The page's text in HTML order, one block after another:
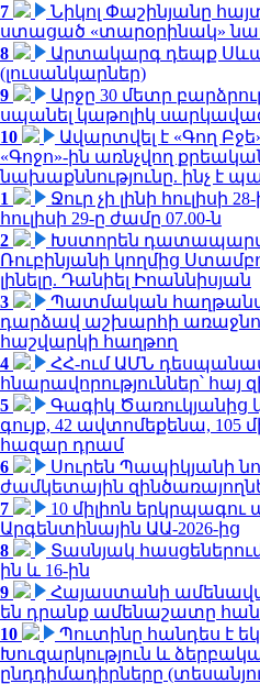
7
Նիկոլ Փաշինյանը
ստացած «տարօրինակ»
8
Արտակարգ դեպք
(լուսանկարներ)
9
Արջը 30 մետր
սպանել կաթոլիկ
10
Ավարտվել է «Գող
«Գոջո»-ին առնչվող
նախաքննությունը. ինչ է
1
Ջուր չի լինի հուլիսի
հուլիսի 29-ը ժամը 07.00-ն
2
Խստորեն
Ռուբինյանի կողմից
լինելը. Դանիել Իոաննիսյան
3
Պատմական
դարձավ աշխարհի
հաշվարկի հաղթող
4
ՀՀ-ում ԱՄՆ
հնարավորություններ՝
5
Գագիկ Ծառուկյանից
գույք, 42 ավտոմեքենա, 105
հազար դրամ
6
Սուրեն Պապիկյանի
ժամկետային
7
10 միլիոն
Արգենտինային ԱԱ-2026-ից
8
Տասնյակ հասցեներում
ին և 16-ին
9
Հայաստանի
են դրանք ամենաշատը
10
Պուտինը հանդես է
Խուզարկություն և
ընդդիմադիրները